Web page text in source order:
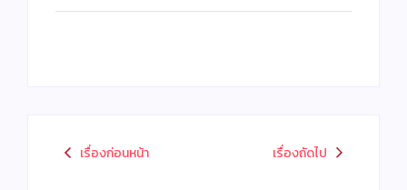
เรื่องก่อนหน้า เรื่องถัดไป